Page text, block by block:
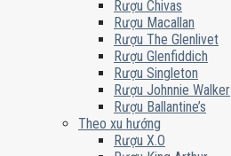
Rượu Chivas
Rượu Macallan
Rượu The Glenlivet
Rượu Glenfiddich
Rượu Singleton
Rượu Johnnie Walker
Rượu Ballantine’s
Theo xu hướng
Rượu X.O